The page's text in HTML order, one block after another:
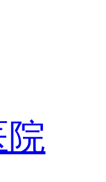
院